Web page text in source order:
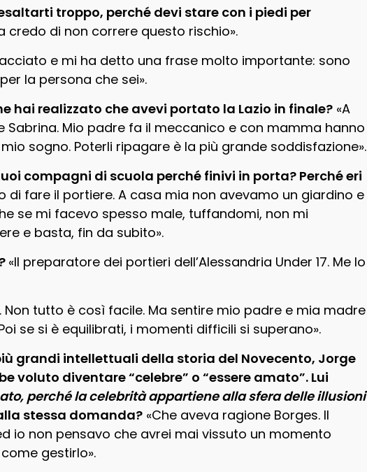
troppo, perché devi stare con i piedi per
credo di non correre questo rischio».
e mi ha detto una frase molto importante: sono
la persona che sei».
hai realizzato che avevi portato la Lazio in finale? «A
Mio padre fa il meccanico e con mamma hanno
sogno. Poterli ripagare è la più grande soddisfazione».
compagni di scuola perché finivi in porta? Perché eri
di fare il portiere. A casa mia non avevamo un giardino e
se mi facevo spesso male, tuffandomi, non mi
e basta, fin da subito».
«Il preparatore dei portieri dell’Alessandria Under 17. Me lo
Non tutto è così facile. Ma sentire mio padre e mia madre
se si è equilibrati, i momenti difficili si superano».
grandi intellettuali della storia del Novecento, Jorge
voluto diventare “celebre” o “essere amato”. Lui
perché la celebrità appartiene alla sfera delle illusioni
stessa domanda? «Che aveva ragione Borges. Il
io non pensavo che avrei mai vissuto un momento
gestirlo».